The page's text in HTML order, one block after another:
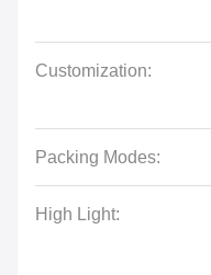
Customization:
Packing Modes:
High Light: